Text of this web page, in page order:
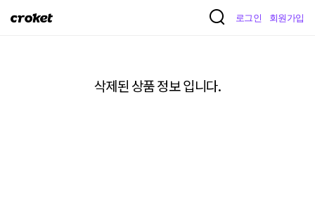
크
로그인 회원가입
삭제된 상품 정보 입니다.